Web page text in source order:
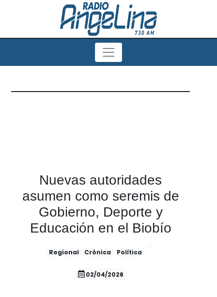
Nuevas autoridades
asumen como seremis de
Gobierno, Deporte y
Educación en el Biobío
Regional Crónica Política
02/04/2026